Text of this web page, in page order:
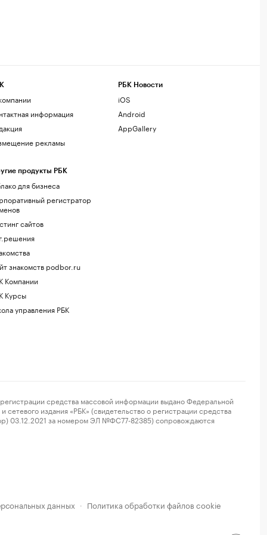
информация
рекламы
продукты РБК
для бизнеса
регистратор
сайтов
знакомств podbor.ru
Компании
Курсы
управления РБК
РБК Новости
iOS
Android
AppGallery
средства массовой информации выдано Федеральной
издания «РБК» (свидетельство о регистрации средства
03.12.2021 за номером ЭЛ №ФС77-82385) сопровождаются
данных · Политика обработки файлов cookie